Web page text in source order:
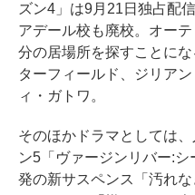
ズン4」は9月21日独占配
アデール校も廃校。オー
分の居場所を探すことに
ターフィールド、ジリア
ィ・ガトワ。
そのほかドラマとしては
ン5「ヴァージンリバー:
発の新サスペンス「汚れ